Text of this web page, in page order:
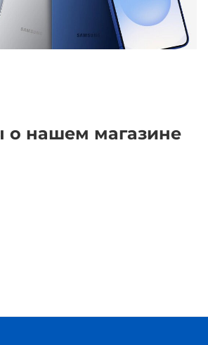
о нашем магазине